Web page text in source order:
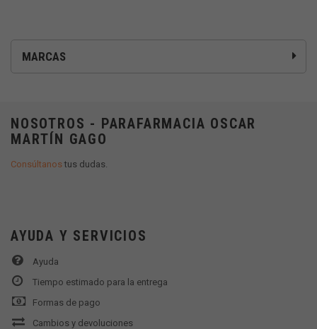
MARCAS
NOSOTROS - PARAFARMACIA OSCAR
MARTÍN GAGO
Consúltanostus dudas.
AYUDA Y SERVICIOS
Ayuda
Tiempo estimado para la entrega
Formas de pago
Cambios y devoluciones